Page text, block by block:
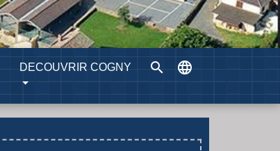
DECOUVRIR COGNY search language